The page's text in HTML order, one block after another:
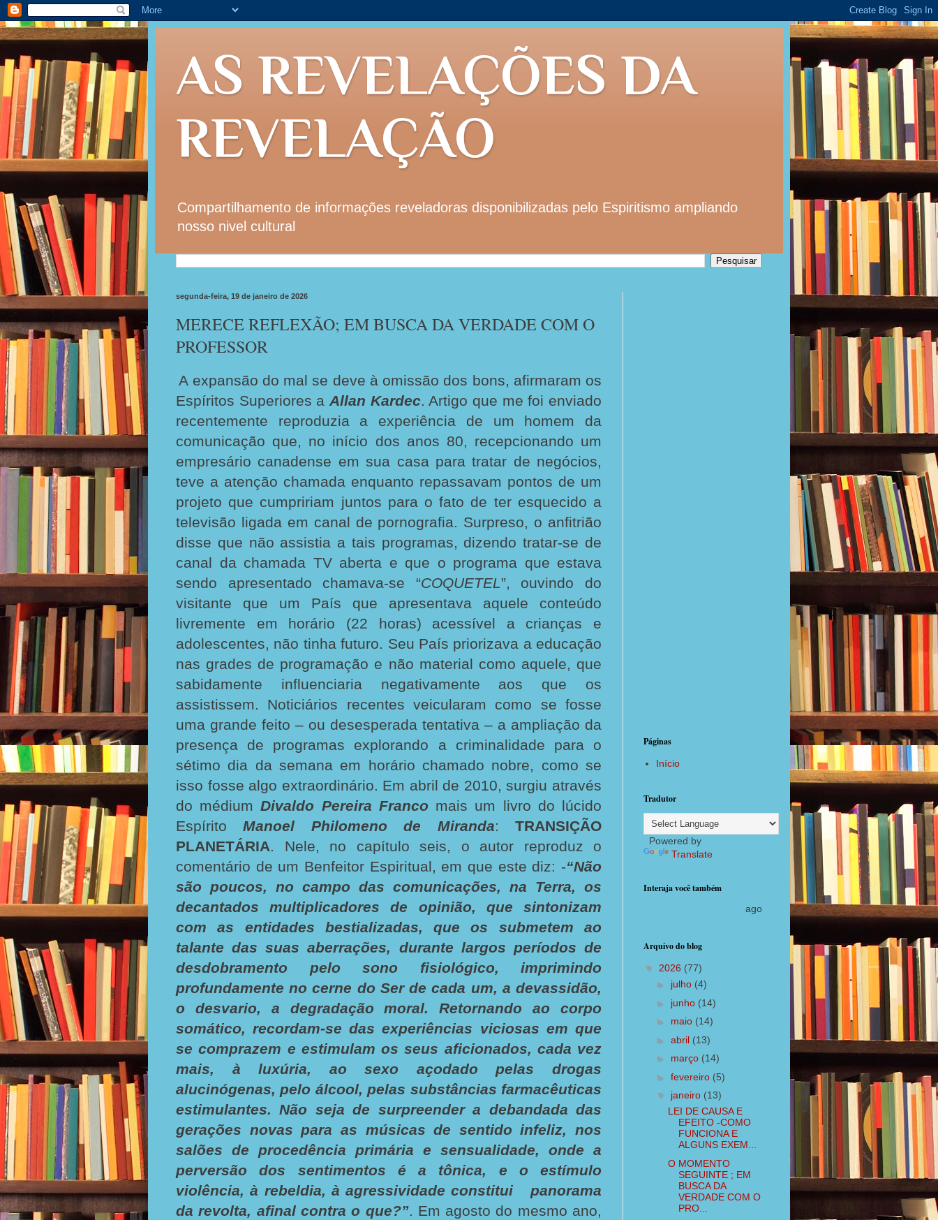
AS REVELAÇÕES DA
REVELAÇÃO
Compartilhamento de informações reveladoras disponibilizadas pelo Espiritismo ampliando
nosso nivel cultural
segunda-feira, 19 de janeiro de 2026
MERECE REFLEXÃO; EM BUSCA DA VERDADE COM O
PROFESSOR
A expansão do mal se deve à omissão dos bons, afirmaram os
Espíritos Superiores a Allan Kardec. Artigo que me foi enviado
recentemente reproduzia a experiência de um homem da
comunicação que, no início dos anos 80, recepcionando um
empresário canadense em sua casa para tratar de negócios,
teve a atenção chamada enquanto repassavam pontos de um
projeto que cumpririam juntos para o fato de ter esquecido a
televisão ligada em canal de pornografia. Surpreso, o anfitrião
disse que não assistia a tais programas, dizendo tratar-se de
canal da chamada TV aberta e que o programa que estava
sendo apresentado chamava-se “COQUETEL”, ouvindo do
visitante que um País que apresentava aquele conteúdo
livremente em horário (22 horas) acessível a crianças e
adolescentes, não tinha futuro. Seu País priorizava a educação
nas grades de programação e não material como aquele, que
sabidamente influenciaria negativamente aos que os
assistissem. Noticiários recentes veicularam como se fosse
uma grande feito – ou desesperada tentativa – a ampliação da
presença de programas explorando a criminalidade para o
sétimo dia da semana em horário chamado nobre, como se
isso fosse algo extraordinário. Em abril de 2010, surgiu através
do médiumDivaldo Pereira Franco mais um livro do lúcido
EspíritoManoel Philomeno de Miranda:TRANSIÇÃO
PLANETÁRIA. Nele, no capítulo seis, o autor reproduz o
comentário de um Benfeitor Espiritual, em que este diz: -“Não
são poucos, no campo das comunicações, na Terra, os
decantados multiplicadores de opinião, que sintonizam
com as entidades bestializadas, que os submetem ao
talante das suas aberrações, durante largos períodos de
desdobramento pelo sono fisiológico, imprimindo
profundamente no cerne do Ser de cada um, a devassidão,
o desvario, a degradação moral. Retornando ao corpo
somático, recordam-se das experiências viciosas em que
se comprazem e estimulam os seus aficionados, cada vez
mais, à luxúria, ao sexo açodado pelas drogas
alucinógenas, pelo álcool, pelas substâncias farmacêuticas
estimulantes. Não seja de surpreender a debandada das
gerações novas para as músicas de sentido infeliz, nos
salões de procedência primária e sensualidade, onde a
perversão dos sentimentos é a tônica, e o estímulo
violência, à rebeldia, à agressividade constitui panorama
da revolta, afinal contra o que?”. Em agosto do mesmo ano,
Páginas
Início
Tradutor
Powered by
Translate
Interaja você também
agora com postagens diárias
Arquivo do blog
▼ 2026 (77)
► julho (4)
► junho (14)
► maio (14)
► abril (13)
► março (14)
► fevereiro (5)
▼ janeiro (13)
LEI DE CAUSA E
EFEITO -COMO
FUNCIONA E
ALGUNS EXEM...
O MOMENTO
SEGUINTE ; EM
BUSCA DA
VERDADE COM O
PRO...